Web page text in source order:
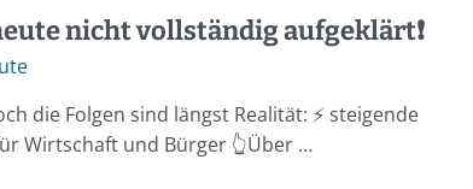
nicht vollständig aufgeklärt❗️
die Folgen sind längst Realität: ⚡️ steigende
Wirtschaft und Bürger 👆Über …